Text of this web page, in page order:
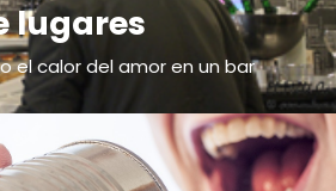
lugares
el calor del amor en un bar